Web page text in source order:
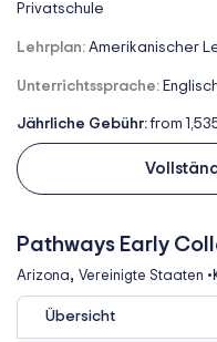
Privatschule
Lehrplan: Amerikanischer
Unterrichtssprache:
Jährliche Gebühr:from
Pathways Early
Arizona, Vereinigte Staaten •
Übersicht